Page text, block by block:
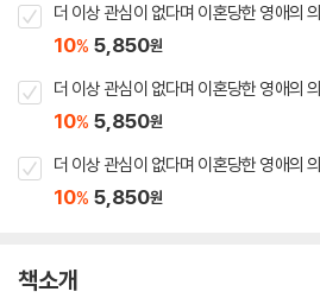
더 이상 관심이 없다며 이혼당한 영애의
10% 5,850원
더 이상 관심이 없다며 이혼당한 영애의
10% 5,850원
더 이상 관심이 없다며 이혼당한 영애의
10% 5,850원
책소개